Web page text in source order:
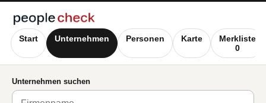
Start Unternehmen Personen Karte
Merkliste
0
Unternehmen suchen